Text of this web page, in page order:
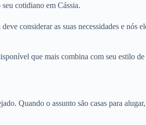
cotidiano em Cássia.
considerar as suas necessidades e nós
que mais combina com seu estilo
Quando o assunto são casas para